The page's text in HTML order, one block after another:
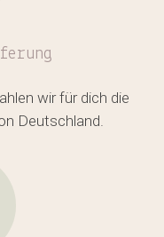
wir für dich die
Deutschland.